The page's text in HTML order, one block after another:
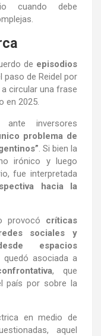
cuando debe
de episodios
paso de Reidel por
circular una frase
en 2025.
inversores
problema de
. Si bien la
irónico y luego
fue interpretada
hacia la
provocó críticas
sociales y
espacios
asociada a
, que
país por sobre la
en medio de
aquel